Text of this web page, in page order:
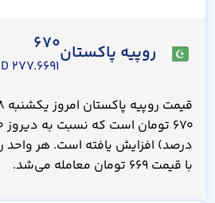
روپیه پاکستان۶۷۰
۲۷۷.۶۶۹۱ USD
درصد) افزایش یافته است. هر واحد
با قیمت ۶۶۹ تومان معامله می‌شد.